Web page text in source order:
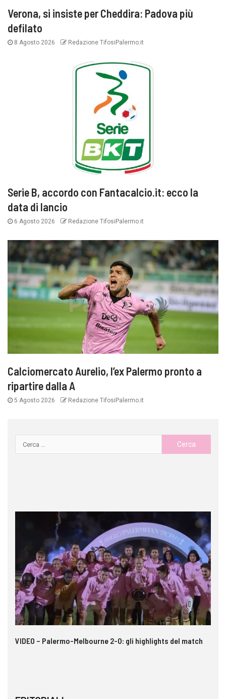
Verona, si insiste per Cheddira: Padova più
defilato
8 Agosto 2026 Redazione TifosiPalermo.it
Serie B, accordo con Fantacalcio.it: ecco la
data di lancio
6 Agosto 2026 Redazione TifosiPalermo.it
Calciomercato Aurelio, l’ex Palermo pronto a
ripartire dalla A
5 Agosto 2026 Redazione TifosiPalermo.it
VIDEO – Palermo-Melbourne 2-0: gli highlights del match